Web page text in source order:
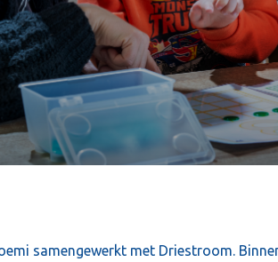
samengewerkt met Driestroom.